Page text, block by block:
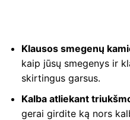
Klausos smegenų
kaip jūsų smegenys ir
skirtingus garsus.
Kalba atliekant
gerai girdite ką nors